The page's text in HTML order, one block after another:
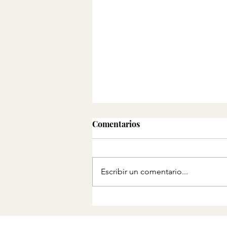
Comentarios
Escribir un comentario...